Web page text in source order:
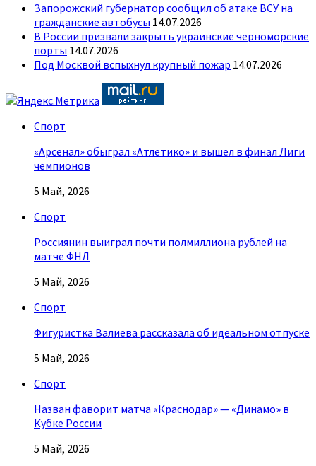
Запорожский губернатор сообщил об атаке ВСУ на
гражданские автобусы 14.07.2026
В России призвали закрыть украинские черноморские
порты 14.07.2026
Под Москвой вспыхнул крупный пожар 14.07.2026
Спорт
«Арсенал» обыграл «Атлетико» и вышел в финал Лиги
чемпионов
5 Май, 2026
Спорт
Россиянин выиграл почти полмиллиона рублей на
матче ФНЛ
5 Май, 2026
Спорт
Фигуристка Валиева рассказала об идеальном отпуске
5 Май, 2026
Спорт
Назван фаворит матча «Краснодар» — «Динамо» в
Кубке России
5 Май, 2026